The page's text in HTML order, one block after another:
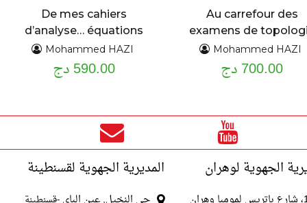
Au carrefour des
examens de
problèmes et
exercices résolus
Mohammed HAZI
700.00 دج
De mes cahiers
d’analyse… équations
différentielles
ordinaires du premier
et second ordre :
applications cours
détaillé et exercices
résolus
Mohammed HAZI
590.00 دج
الجهوية لوهران المديرية الجهوية لقسنطينة